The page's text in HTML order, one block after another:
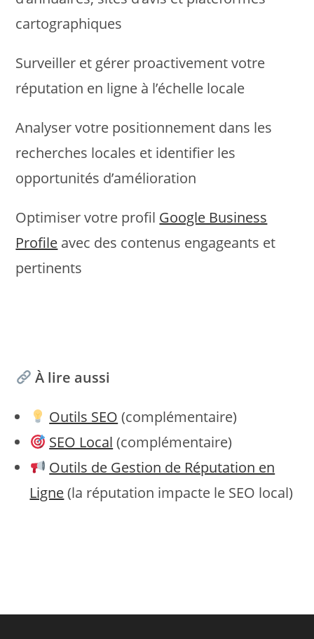
cartographiques
Surveiller et gérer proactivement votre
réputation en ligne à l’échelle locale
Analyser votre positionnement dans les
recherches locales et identifier les
opportunités d’amélioration
Optimiser votre profil Google Business
Profile avec des contenus engageants et
pertinents
À lire aussi
Outils SEO (complémentaire)
SEO Local (complémentaire)
Outils de Gestion de Réputation en
Ligne(la réputation impacte le SEO local)